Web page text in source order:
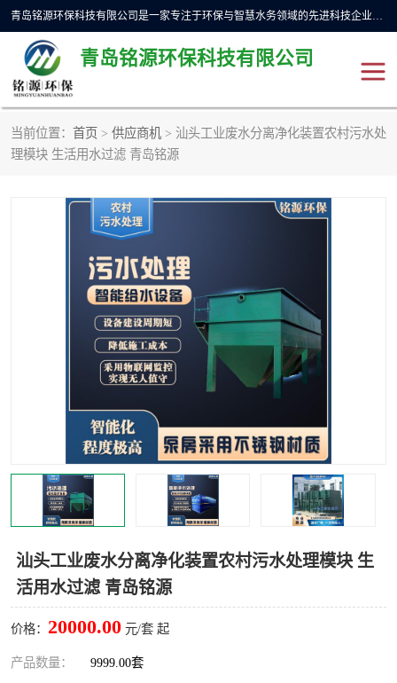
青岛铭源环保科技有限公司是一家专注于环保与智慧水务领域的先进科技企业，公司专注于云智能一体化预制泵站、水务循环利用、海绵城市、云智慧水务开发及新型环保技术研发等领域。铭源环保以为客户提供优质产品、专业技术服务为己任。为客户提供量身定制方案，提供多种配置方案满足实际使用要求。严控供货周期，并提供高标准后期维护。以环保为己任，视质量如生命，以技术做先导，靠诚信赢客户。
青岛铭源环保科技有限公司
当前位置： 首页 > 供应商机 > 汕头工业废水分离净化装置农村污水处
理模块 生活用水过滤 青岛铭源
汕头工业废水分离净化装置农村污水处理模块 生
活用水过滤 青岛铭源
价格： 20000.00 元/套 起
产品数量： 9999.00套
一体化HMPP泵站
智能截流井 智能旋转喷射器
下开式堰门
加压泵房/灌溉泵房 一体化预制泵站
不锈钢浮筒阀 真空冲洗装置
雨水收集回用装置 门式冲洗装置
智能一体化灌溉泵房
水面垃圾清理装置 浅层砂过滤装置
一体化泵闸
真空冲洗设备
水平自清洗格栅